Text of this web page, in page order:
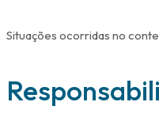
Situações ocorridas no